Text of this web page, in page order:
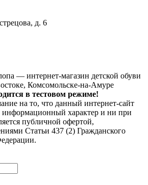
д. 6
— интернет-магазин детской обуви
Комсомольске-на-Амуре
в тестовом режиме!
на то, что данный интернет-сайт
информационный характер и ни при
публичной офертой,
Статьи 437 (2) Гражданского